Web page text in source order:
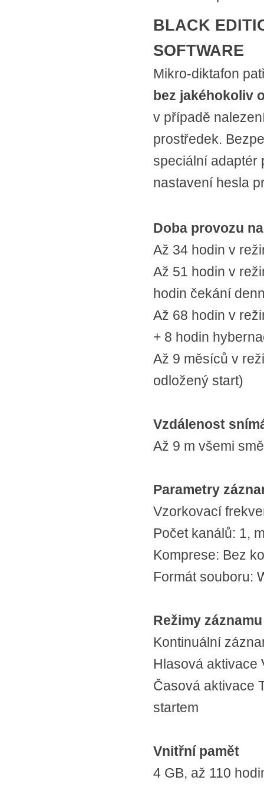
BLACK
SOFTWARE
Mikro-diktafon
bez jakéhokoliv
v případě
prostředek.
speciální adaptér
nastavení hesla
Doba provozu
Až 34 hodin v
Až 51 hodin v
hodin čekání
Až 68 hodin v
+ 8 hodin
Až 9 měsíců v
odložený start)
Vzdálenost
Až 9 m všemi
Parametry
Vzorkovací
Počet kanálů: 1,
Komprese: Bez
Formát souboru:
Režimy záznamu
Kontinuální
Hlasová aktivace
Časová aktivace
startem
Vnitřní pamět
4 GB, až 110